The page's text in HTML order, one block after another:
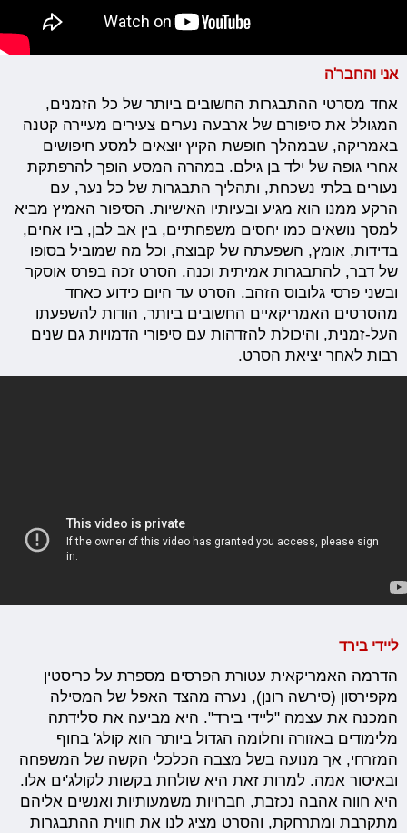
אני והחבר'ה
אחד מסרטי ההתבגרות החשובים ביותר של כל הזמנים,
המגולל את סיפורם של ארבעה נערים צעירים מעיירה קטנה
באמריקה, שבמהלך חופשת הקיץ יוצאים למסע חיפושים
אחרי גופה של ילד בן גילם. במהרה המסע הופך להרפתקת
נעורים בלתי נשכחת, ותהליך התבגרות של כל נער, עם
הרקע ממנו הוא מגיע ובעיותיו האישיות. הסיפור האמיץ מביא
למסך נושאים כמו יחסים משפחתיים, בין אב לבן, ביו אחים,
בדידות, אומץ, השפעתה של קבוצה, וכל מה שמוביל בסופו
של דבר, להתבגרות אמיתית וכנה. הסרט זכה בפרס אוסקר
ובשני פרסי גלובוס הזהב. הסרט עד היום כידוע כאחד
מהסרטים האמריקאיים החשובים ביותר, הודות להשפעתו
העל-זמנית, והיכולת להזדהות עם סיפורי הדמויות גם שנים
רבות לאחר יציאת הסרט.
ליידי בירד
הדרמה האמריקאית עטורת הפרסים מספרת על כריסטין
מקפירסון (סירשה רונן), נערה מהצד האפל של המסילה
המכנה את עצמה "ליידי בירד". היא מביעה את סלידתה
מלימודים באזורה וחלומה הגדול ביותר הוא קולג' בחוף
המזרחי, אך מנועה בשל מצבה הכלכלי הקשה של המשפחה
ובאיסור אמה. למרות זאת היא שולחת בקשות לקולג'ים אלו.
היא חווה אהבה נכזבת, חברויות משמעותיות ואנשים אליהם
מתקרבת ומתרחקת, והסרט מציג לנו את חווית ההתבגרות